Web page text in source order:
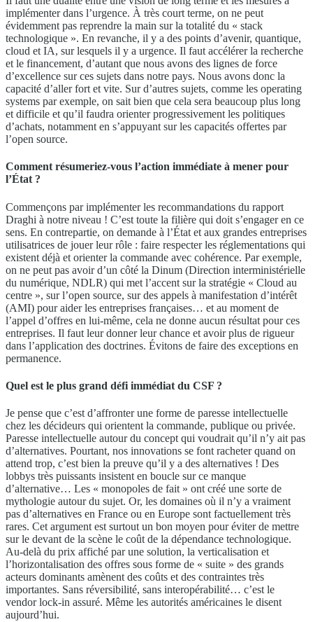
implémenter dans l’urgence. À très court terme, on ne peut
évidemment pas reprendre la main sur la totalité du « stack
technologique ». En revanche, il y a des points d’avenir, quantique,
cloud et IA, sur lesquels il y a urgence. Il faut accélérer la recherche
et le financement, d’autant que nous avons des lignes de force
d’excellence sur ces sujets dans notre pays. Nous avons donc la
capacité d’aller fort et vite. Sur d’autres sujets, comme les operating
systems par exemple, on sait bien que cela sera beaucoup plus long
et difficile et qu’il faudra orienter progressivement les politiques
d’achats, notamment en s’appuyant sur les capacités offertes par
l’open source.
Comment résumeriez-vous l’action immédiate à mener pour
l’État ?
Commençons par implémenter les recommandations du rapport
Draghi à notre niveau ! C’est toute la filière qui doit s’engager en ce
sens. En contrepartie, on demande à l’État et aux grandes entreprises
utilisatrices de jouer leur rôle : faire respecter les réglementations qui
existent déjà et orienter la commande avec cohérence. Par exemple,
on ne peut pas avoir d’un côté la Dinum (Direction interministérielle
du numérique, NDLR) qui met l’accent sur la stratégie « Cloud au
centre », sur l’open source, sur des appels à manifestation d’intérêt
(AMI) pour aider les entreprises françaises… et au moment de
l’appel d’offres en lui-même, cela ne donne aucun résultat pour ces
entreprises. Il faut leur donner leur chance et avoir plus de rigueur
dans l’application des doctrines. Évitons de faire des exceptions en
permanence.
Quel est le plus grand défi immédiat du CSF ?
Je pense que c’est d’affronter une forme de paresse intellectuelle
chez les décideurs qui orientent la commande, publique ou privée.
Paresse intellectuelle autour du concept qui voudrait qu’il n’y ait pas
d’alternatives. Pourtant, nos innovations se font racheter quand on
attend trop, c’est bien la preuve qu’il y a des alternatives ! Des
lobbys très puissants insistent en boucle sur ce manque
d’alternative… Les « monopoles de fait » ont créé une sorte de
mythologie autour du sujet. Or, les domaines où il n’y a vraiment
pas d’alternatives en France ou en Europe sont factuellement très
rares. Cet argument est surtout un bon moyen pour éviter de mettre
sur le devant de la scène le coût de la dépendance technologique.
Au-delà du prix affiché par une solution, la verticalisation et
l’horizontalisation des offres sous forme de « suite » des grands
acteurs dominants amènent des coûts et des contraintes très
importantes. Sans réversibilité, sans interopérabilité… c’est le
vendor lock-in assuré. Même les autorités américaines le disent
aujourd’hui.